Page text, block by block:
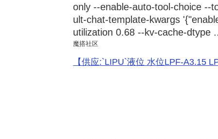
only --enable-auto-tool-choice --
ult-chat-template-kwargs
utilization 0.68 --kv-cache-dtype
魔搭社区
【供应:`LIPU`液位 水位LPF-A3.15